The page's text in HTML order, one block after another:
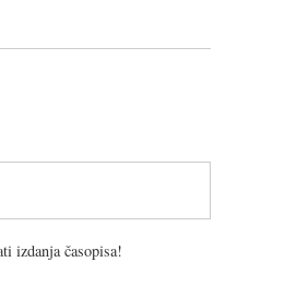
izdanja časopisa!